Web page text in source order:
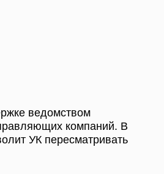
ведомством
компаний. В
УК пересматривать